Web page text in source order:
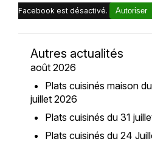
Facebook est désactivé. Autoriser
Autres actualités
août 2026
Plats cuisinés maison
juillet 2026
Plats cuisinés du 31
Plats cuisinés du 24